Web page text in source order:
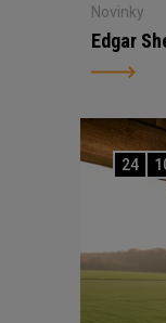
Novinky
Edgar
24